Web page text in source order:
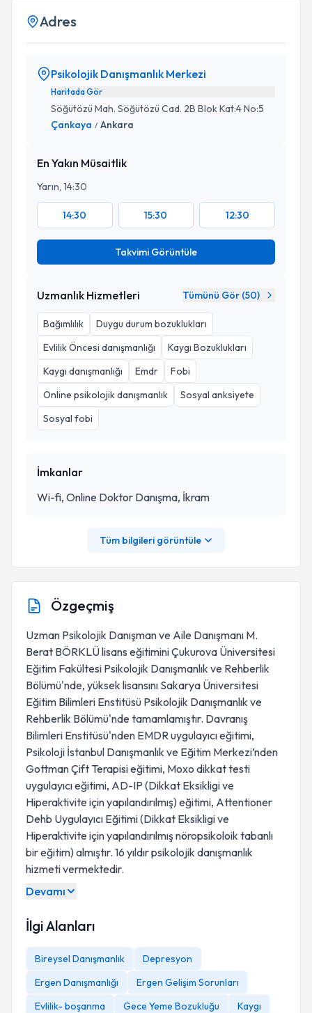
Adres
Psikolojik Danışmanlık Merkezi
Haritada Gör
Söğütözü Mah. Söğütözü Cad. 2B Blok Kat:4 No:5
Çankaya / Ankara
En Yakın Müsaitlik
Yarın, 14:30
14:30 15:30 12:30
Takvimi Görüntüle
Uzmanlık Hizmetleri Tümünü Gör (50)
Bağımlılık
Duygu durum bozuklukları
Evlilik Öncesi danışmanlığı
Kaygı Bozuklukları
Kaygı danışmanlığı
Emdr
Fobi
Online psikolojik danışmanlık
Sosyal anksiyete
Sosyal fobi
İmkanlar
Wi-fi, Online Doktor Danışma, İkram
Tüm bilgileri görüntüle
Özgeçmiş
Uzman Psikolojik Danışman ve Aile Danışmanı M.
Berat BÖRKLÜ lisans eğitimini Çukurova Üniversitesi
Eğitim Fakültesi Psikolojik Danışmanlık ve Rehberlik
Bölümü'nde, yüksek lisansını Sakarya Üniversitesi
Eğitim Bilimleri Enstitüsü Psikolojik Danışmanlık ve
Rehberlik Bölümü'nde tamamlamıştır. Davranış
Bilimleri Enstitüsü'nden EMDR uygulayıcı eğitimi,
Psikoloji İstanbul Danışmanlık ve Eğitim Merkezi’nden
Gottman Çift Terapisi eğitimi, Moxo dikkat testi
uygulayıcı eğitimi, AD-IP (Dikkat Eksikligi ve
Hiperaktivite için yapılandırılmış) eğitimi, Attentioner
Dehb Uygulayıcı Eğitimi (Dikkat Eksikligi ve
Hiperaktivite için yapılandırılmış nöropsikoloik tabanlı
bir eğitim) almıştır. 16 yıldır psikolojik danışmanlık
hizmeti vermektedir.
Devamı
İlgi Alanları
Bireysel Danışmanlık
Depresyon
Ergen Danışmanlığı
Ergen Gelişim Sorunları
Evlilik- boşanma
Gece Yeme Bozukluğu
Kaygı